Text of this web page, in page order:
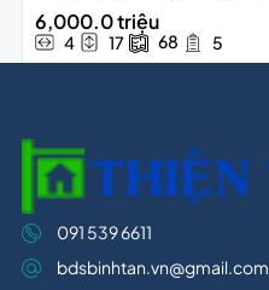
6,000.0 triệu
4 17 68 5
091 539 6611
bdsbinhtan.vn@gmail.com